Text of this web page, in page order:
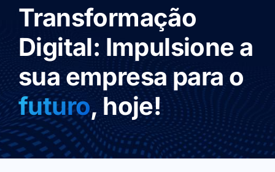
Transformação
Digital: Impulsione a
sua empresa para o
futuro, hoje!